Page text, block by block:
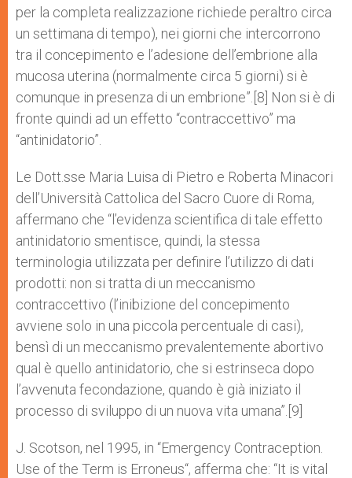
per la completa realizzazione richiede peraltro circa
un settimana di tempo), nei giorni che intercorrono
tra il concepimento e l’adesione dell’embrione alla
mucosa uterina (normalmente circa 5 giorni) si è
comunque in presenza di un embrione”.[8] Non si è di
fronte quindi ad un effetto “contraccettivo” ma
“antinidatorio”.
Le Dott.sse Maria Luisa di Pietro e Roberta Minacori
dell’Università Cattolica del Sacro Cuore di Roma,
affermano che “l’evidenza scientifica di tale effetto
antinidatorio smentisce, quindi, la stessa
terminologia utilizzata per definire l’utilizzo di dati
prodotti: non si tratta di un meccanismo
contraccettivo (l’inibizione del concepimento
avviene solo in una piccola percentuale di casi),
bensì di un meccanismo prevalentemente abortivo
qual è quello antinidatorio, che si estrinseca dopo
l’avvenuta fecondazione, quando è già iniziato il
processo di sviluppo di un nuova vita umana”.[9]
J. Scotson, nel 1995, in “Emergency Contraception.
Use of the Term is Erroneus“, afferma che: “It is vital